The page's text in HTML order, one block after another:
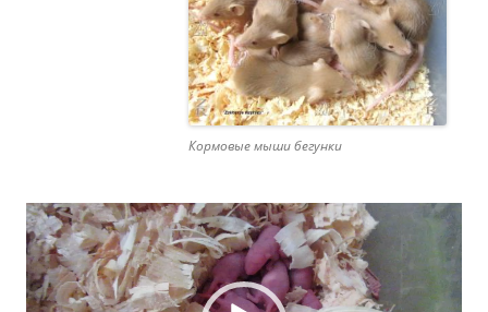
Кормовые мыши бегунки